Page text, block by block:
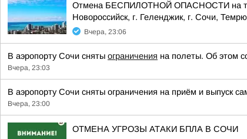
Отмена БЕСПИЛОТНОЙ ОПАСНОСТИ на
Новороссийск, г. Геленджик, г. Сочи,
Вчера, 23:06
В аэропорту Сочи сняты ограничения на полеты. Об этом
Вчера, 23:03
В аэропорту Сочи сняты ограничения на приём и выпуск
Вчера, 23:00
ОТМЕНА УГРОЗЫ АТАКИ БПЛА В СОЧИ